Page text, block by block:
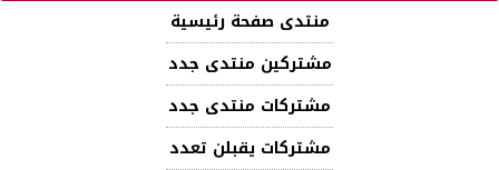
منتدى صفحة رئيسية
مشتركين منتدى جدد
مشتركات منتدى جدد
مشتركات يقبلن تعدد